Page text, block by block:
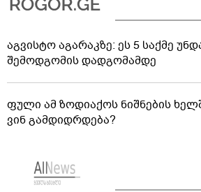
აგვისტო აგარაკზე: ეს 5 საქმე
შემოდგომის დადგომამდე
ფული ამ ზოდიაქოს ნიშნების
ვინ გამდიდრდება?